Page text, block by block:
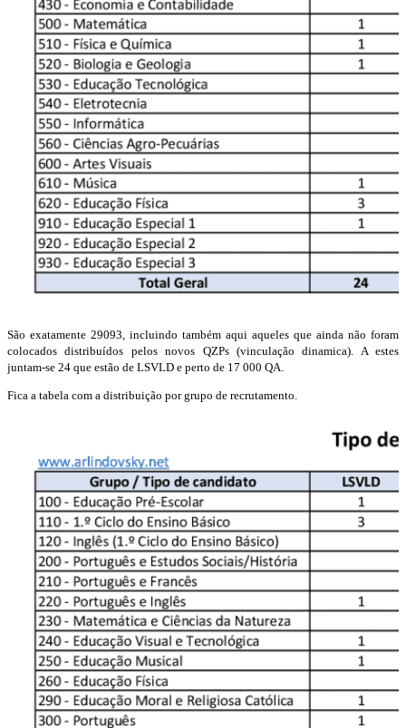
São exatamente 29093, incluindo também aqui aqueles que ainda não foram
colocados distribuídos pelos novos QZPs (vinculação dinamica). A estes
juntam-se 24 que estão de LSVLD e perto de 17 000 QA.
Fica a tabela com a distribuição por grupo de recrutamento.